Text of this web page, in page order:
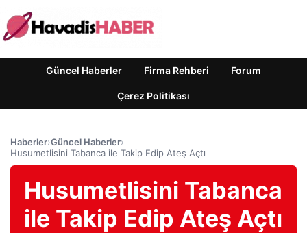
Güncel Haberler Firma Rehberi Forum
Çerez Politikası
Haberler›Güncel Haberler›
Husumetlisini Tabanca ile Takip Edip Ateş Açtı
Husumetlisini Tabanca
ile Takip Edip Ateş Açtı